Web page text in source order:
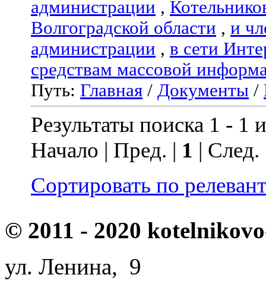
администрации ,
Волгоградской области , и
администрации , в сети
средствам массовой
Путь: Главная / Документы /
Результаты поиска 1 - 1
Начало | Пред. | 1 |
Сортировать по
© 2011 - 2020
ул. Ленина, 9